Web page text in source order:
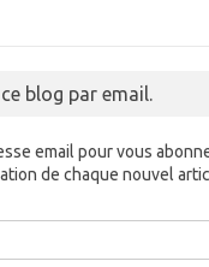
blog par email.
email pour vous
de chaque nouvel